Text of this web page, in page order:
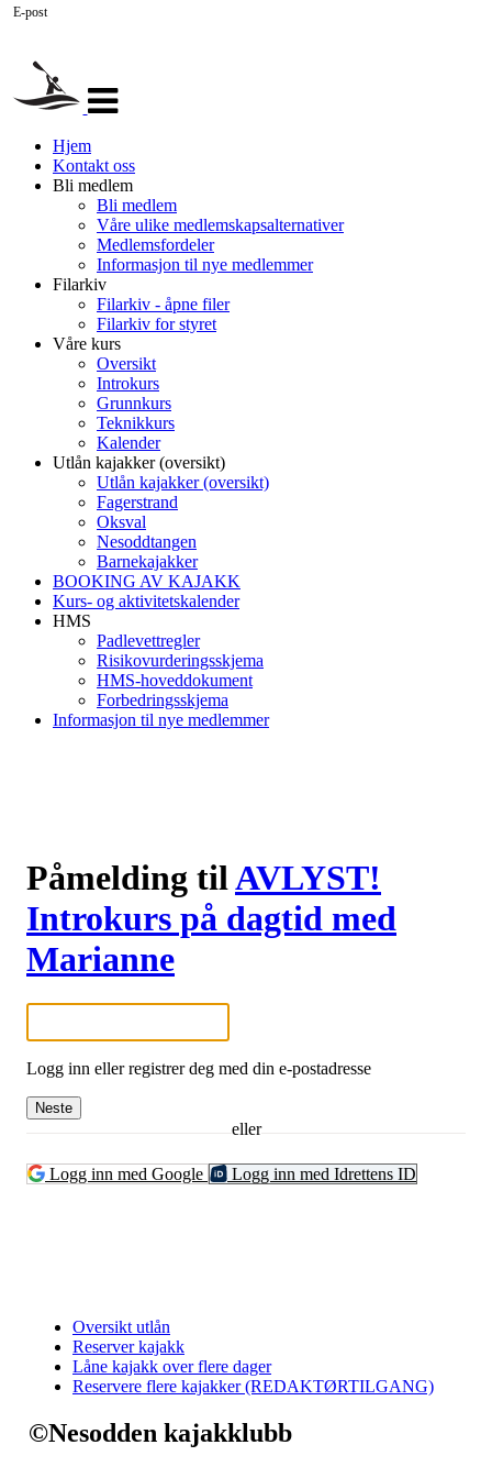
navigasjon
Hjem
Kontakt oss
Bli medlem
Bli medlem
Våre ulike medlemskapsalternativer
Medlemsfordeler
Informasjon til nye medlemmer
Filarkiv
Filarkiv - åpne filer
Filarkiv for styret
Våre kurs
Oversikt
Introkurs
Grunnkurs
Teknikkurs
Kalender
Utlån kajakker (oversikt)
Utlån kajakker (oversikt)
Fagerstrand
Oksval
Nesoddtangen
Barnekajakker
BOOKING AV KAJAKK
Kurs- og aktivitetskalender
HMS
Padlevettregler
Risikovurderingsskjema
HMS-hoveddokument
Forbedringsskjema
Informasjon til nye medlemmer
Påmelding tilAVLYST!
Introkurs på dagtid med
Marianne
E-post
Logg inn eller registrer deg med din e-postadresse
Neste
eller
Logg inn med Google Logg inn med Idrettens ID
Oversikt utlån
Reserver kajakk
Låne kajakk over flere dager
Reservere flere kajakker (REDAKTØRTILGANG)
©Nesodden kajakklubb